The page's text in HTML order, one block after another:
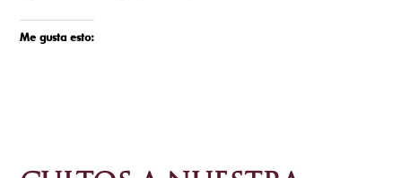
Me gusta esto: